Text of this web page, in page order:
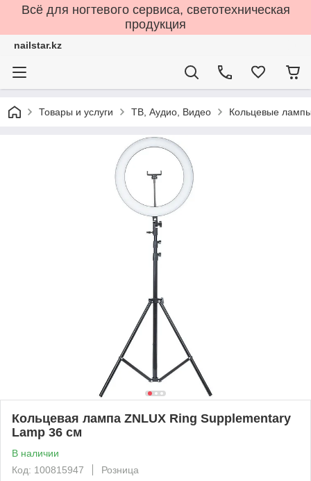
Всё для ногтевого сервиса, светотехническая
продукция
nailstar.kz
Товары и услуги ТВ, Аудио, Видео Кольцевые
Кольцевая лампа ZNLUX Ring Supplementary
Lamp 36 см
В наличии
Код: 100815947
Розница